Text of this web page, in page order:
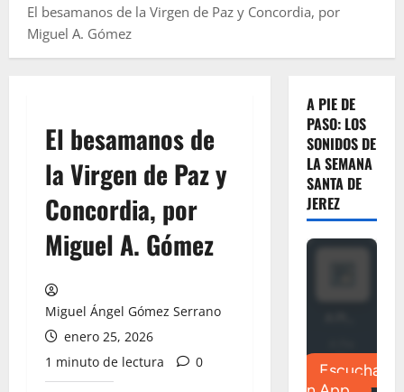
El besamanos de la Virgen de Paz y Concordia, por
Miguel A. Gómez
El besamanos de
la Virgen de Paz y
Concordia, por
Miguel A. Gómez
Miguel Ángel Gómez Serrano
enero 25, 2026
1 minuto de lectura
0
A PIE DE
PASO: LOS
SONIDOS DE
LA SEMANA
SANTA DE
JEREZ